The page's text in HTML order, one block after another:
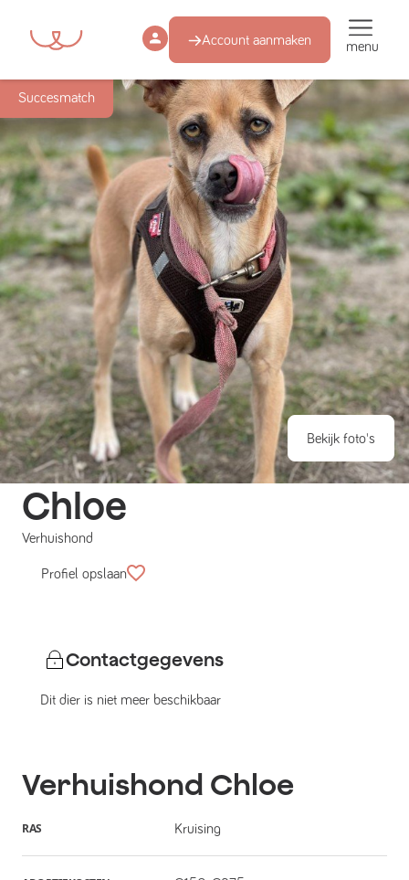
Account aanmaken menu
Succesmatch
Bekijk foto's
Chloe
Verhuishond
Profiel opslaan
Contactgegevens
Dit dier is niet meer beschikbaar
Verhuishond Chloe
RAS Kruising